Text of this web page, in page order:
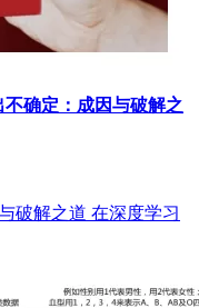
确定：成因与破解之
破解之道 在深度学习